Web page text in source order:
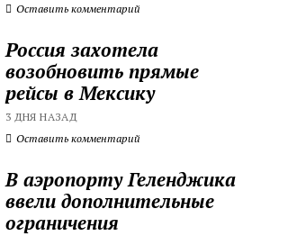
Оставить комментарий
Россия захотела
возобновить прямые
рейсы в Мексику
3 ДНЯ НАЗАД
Оставить комментарий
В аэропорту Геленджика
ввели дополнительные
ограничения